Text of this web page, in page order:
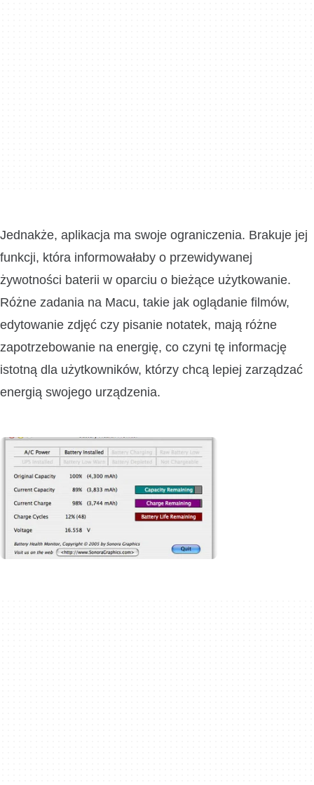
Jednakże, aplikacja ma swoje ograniczenia. Brakuje jej
funkcji, która informowałaby o przewidywanej
żywotności baterii w oparciu o bieżące użytkowanie.
Różne zadania na Macu, takie jak oglądanie filmów,
edytowanie zdjęć czy pisanie notatek, mają różne
zapotrzebowanie na energię, co czyni tę informację
istotną dla użytkowników, którzy chcą lepiej zarządzać
energią swojego urządzenia.